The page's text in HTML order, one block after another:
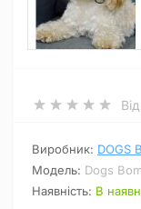
Виробник: DOGS
Модель: Dogs
Наявність: В